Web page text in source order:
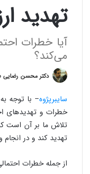
تهدید
آیا خطرات
می‌کند؟
دکتر محسن رضایی
سایبرپژوه– با توجه
خطرات و تهدیدهای
تلاش ما بر آن است
تهدید کند و در
از جمله خطرات